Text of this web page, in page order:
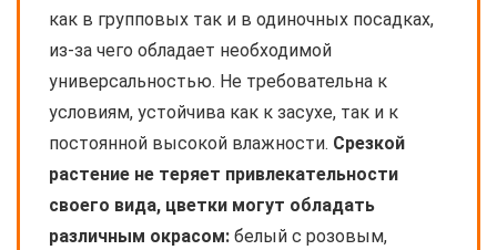
как в групповых так и в одиночных посадках,
из-за чего обладает необходимой
универсальностью. Не требовательна к
условиям, устойчива как к засухе, так и к
постоянной высокой влажности. Срезкой
растение не теряет привлекательности
своего вида, цветки могут обладать
различным окрасом: белый с розовым,